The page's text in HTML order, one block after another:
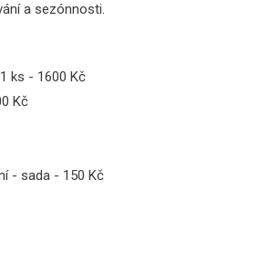
a sezónnosti.
ks - 1600 Kč
Kč
- sada - 150 Kč